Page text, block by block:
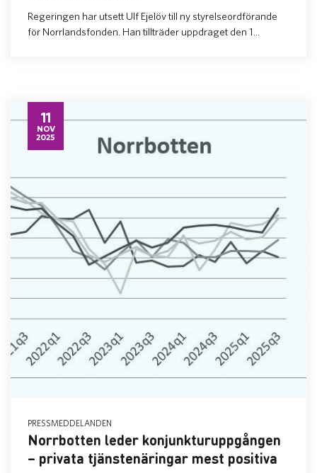
Regeringen har utsett Ulf Ejelöv till ny styrelseordförande
för Norrlandsfonden. Han tillträder uppdraget den 1...
11
NOV
2025
PRESSMEDDELANDEN
Norrbotten leder konjunkturuppgången
– privata tjänstenäringar mest positiva